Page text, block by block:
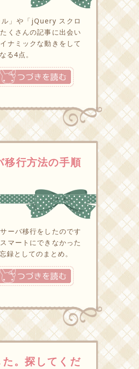
ル」や「jQuery スクロ
くさんの記事に出会い
ナミックな動きをして
る4点。
つづきを読む
移行方法の手順
ーバ移行をしたのです
マートにできなかった
録としてのまとめ。
つづきを読む
。探してくだ